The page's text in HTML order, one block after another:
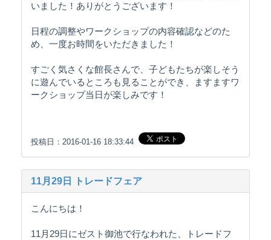
いました！ありがとうございます！
日程の調整やワークショップの内容確認などのた
め、一度お時間をいただきました！
すごく気さくな館長さんで、子どもたちが楽しそう
に遊んでいるところも見ることができ、ますますワ
ークショップ当日が楽しみです！
投稿日：2016-01-16 18:33:44
11月29日 トレードフェア
こんにちは！
11月29日にゼスト御池で行なわれた、トレードフ